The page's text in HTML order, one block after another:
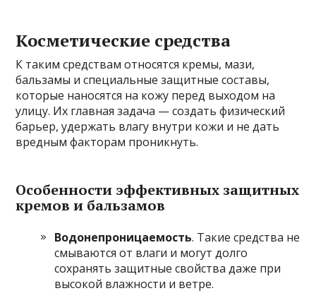
Косметические средства
К таким средствам относятся кремы, мази,
бальзамы и специальные защитные составы,
которые наносятся на кожу перед выходом на
улицу. Их главная задача — создать физический
барьер, удержать влагу внутри кожи и не дать
вредным факторам проникнуть.
Особенности эффективных защитных
кремов и бальзамов
Водонепроницаемость. Такие средства не
смываются от влаги и могут долго
сохранять защитные свойства даже при
высокой влажности и ветре.